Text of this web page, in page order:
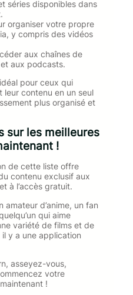
séries disponibles dans
organiser votre propre
y compris des vidéos
aux chaînes de
aux podcasts.
pour ceux qui
leur contenu en un seul
plus organisé et
sur les meilleures
!
de cette liste offre
contenu exclusif aux
à l’accès gratuit.
amateur d’anime, un fan
qui aime
variété de films et de
y a une application
asseyez-vous,
votre
!